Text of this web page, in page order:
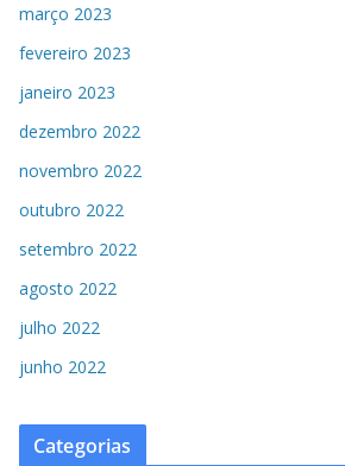
março 2023
fevereiro 2023
janeiro 2023
dezembro 2022
novembro 2022
outubro 2022
setembro 2022
agosto 2022
julho 2022
junho 2022
Categorias